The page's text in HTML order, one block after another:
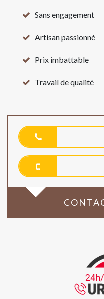
Sans engagement
Artisan passionné
Prix imbattable
Travail de qualité